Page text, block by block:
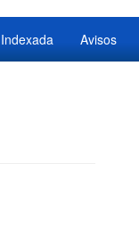
Indexada Avisos